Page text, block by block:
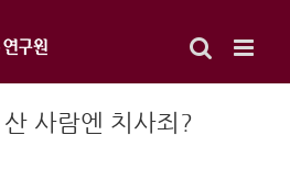
사람엔 치사죄?